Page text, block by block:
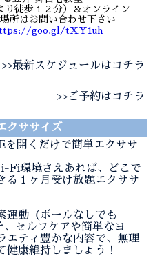
り徒歩１２分）＆オンライン
所はお問い合わせ下さい
goo.gl/tXY1uh
>>最新スケジュールはコチラ
>>ご予約はコチラ
クササイズ
開くだけで簡単エクササ
Fi環境さえあれば、どこで
る１ヶ月受け放題エクササ
運動（ボールなしでも
セルフケアや簡単なヨ
エティ豊かな内容で、無理
健康維持しましょう！